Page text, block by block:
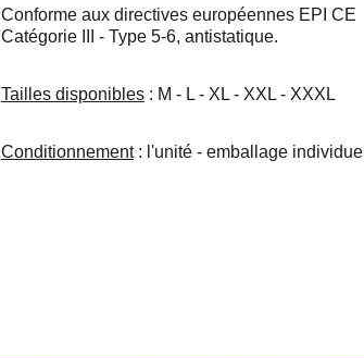
Conforme aux directives européennes EPI CE
Catégorie III - Type 5-6, antistatique.
Tailles disponibles: M - L - XL - XXL - XXXL
Conditionnement: l'unité - emballage individuel